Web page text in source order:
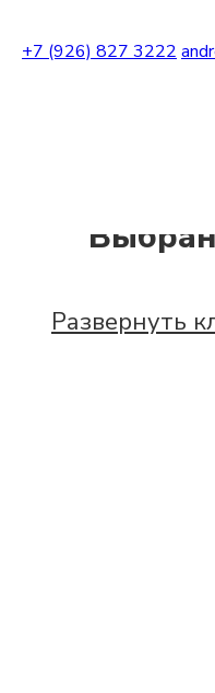
+7 (926) 827 3222
Развернуть